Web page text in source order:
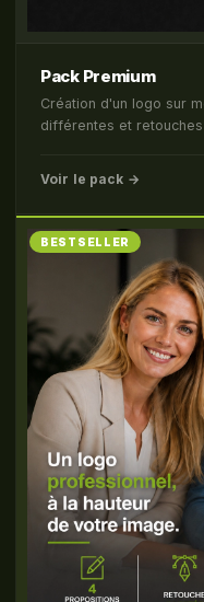
Pack Premium
Création d'un logo sur
différentes et
Voir le pack →
BESTSELLER